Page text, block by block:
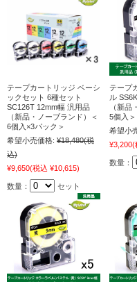
テープカートリッジ ベーシ
ックセット 6種セット
SC126T 12mm幅 汎用品
（新品・ノーブランド）＜
6個入×3パック＞
希望小売価格: ¥18,480(税
込)
¥9,650(税込 ¥10,615)
数量： セット
テープ
ル
（新品
5個入＞
希望小
¥3,200(
数量：